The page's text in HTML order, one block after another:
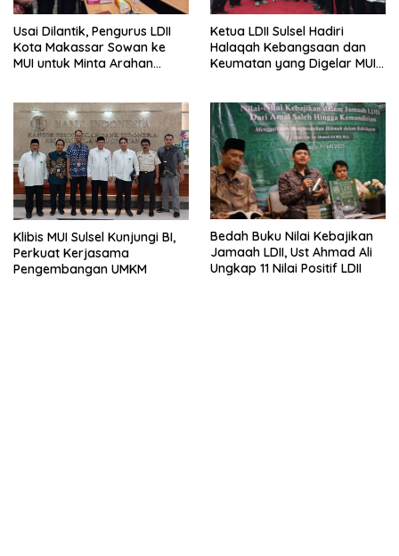
Usai Dilantik, Pengurus LDII
Kota Makassar Sowan ke
MUI untuk Minta Arahan
Ketua LDII Sulsel Hadiri
Halaqah Kebangsaan dan
Keumatan yang Digelar MUI
Klibis MUI Sulsel Kunjungi BI,
Perkuat Kerjasama
Pengembangan UMKM
Bedah Buku Nilai Kebajikan
Jamaah LDII, Ust Ahmad Ali
Ungkap 11 Nilai Positif LDII